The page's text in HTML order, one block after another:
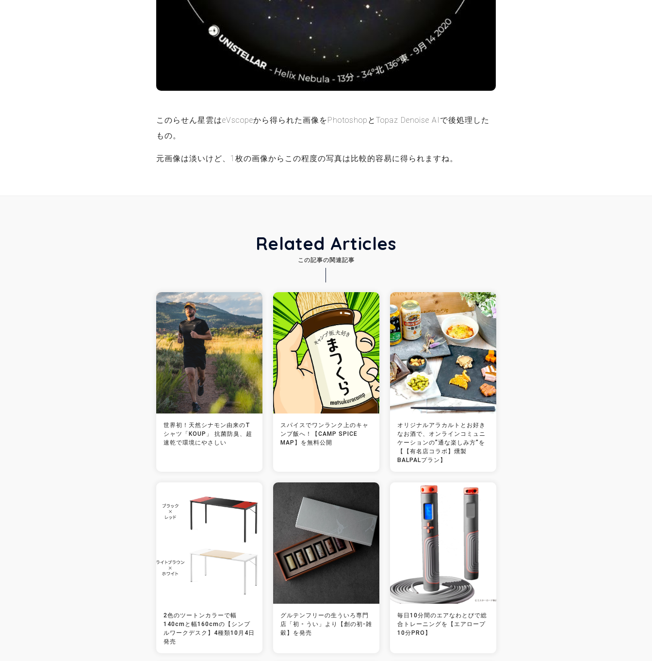
このらせん星雲はeVscopeから得られた画像をPhotoshopとTopaz Denoise AIで後処理した
もの。
元画像は淡いけど、1枚の画像からこの程度の写真は比較的容易に得られますね。
Related Articles
この記事の関連記事
世界初！天然シナモン由来のT
シャツ「KOUP」 抗菌防臭、超
速乾で環境にやさしい
スパイスでワンランク上のキャ
ンプ飯へ！【CAMP SPICE
MAP】を無料公開
オリジナルアラカルトとお好き
なお酒で、オンラインコミュニ
ケーションの”通な楽しみ方”を
【【有名店コラボ】燻製
BALPALプラン】
2色のツートンカラーで幅
140cmと幅160cmの【シンプ
ルワークデスク】4種類10月4日
発売
グルテンフリーの生ういろ専門
店「初 - うい」より【創の初‐雑
穀】を発売
毎日10分間のエアなわとびで総
合トレーニングを【エアロープ
10分PRO】